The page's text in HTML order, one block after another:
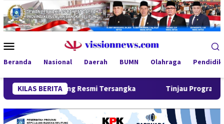
Loncat
ke
konten
Mobile
Beranda Nasional Daerah BUMN Olahraga
KILAS BERITA
Resmi Tersangka Tinjau Program MBG 3B di